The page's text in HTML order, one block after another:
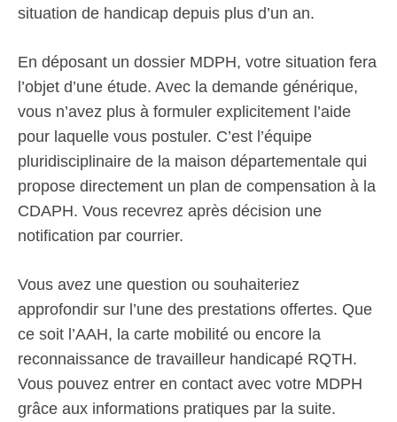
situation de handicap depuis plus d’un an.
En déposant un dossier MDPH, votre situation fera
l’objet d’une étude. Avec la demande générique,
vous n’avez plus à formuler explicitement l’aide
pour laquelle vous postuler. C’est l’équipe
pluridisciplinaire de la maison départementale qui
propose directement un plan de compensation à la
CDAPH. Vous recevrez après décision une
notification par courrier.
Vous avez une question ou souhaiteriez
approfondir sur l’une des prestations offertes. Que
ce soit l’AAH, la carte mobilité ou encore la
reconnaissance de travailleur handicapé RQTH.
Vous pouvez entrer en contact avec votre MDPH
grâce aux informations pratiques par la suite.